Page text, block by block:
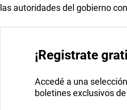
las autoridades del gobierno
¡Registrate
Accedé a una
boletines exclusivos